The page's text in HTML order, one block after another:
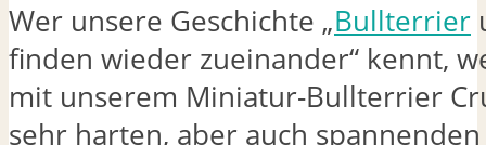
Wer unsere Geschichte „Bullterrier
finden wieder zueinander“ kennt,
mit unserem Miniatur-Bullterrier
sehr harten, aber auch